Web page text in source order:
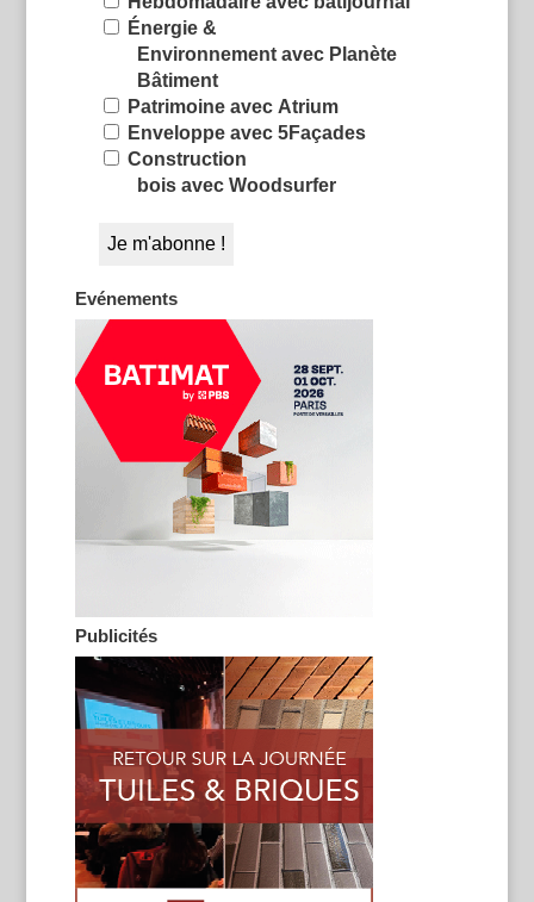
Énergie &
Environnement avec Planète
Bâtiment
Patrimoine avec Atrium
Enveloppe avec 5Façades
Construction
bois avec Woodsurfer
Evénements
Publicités